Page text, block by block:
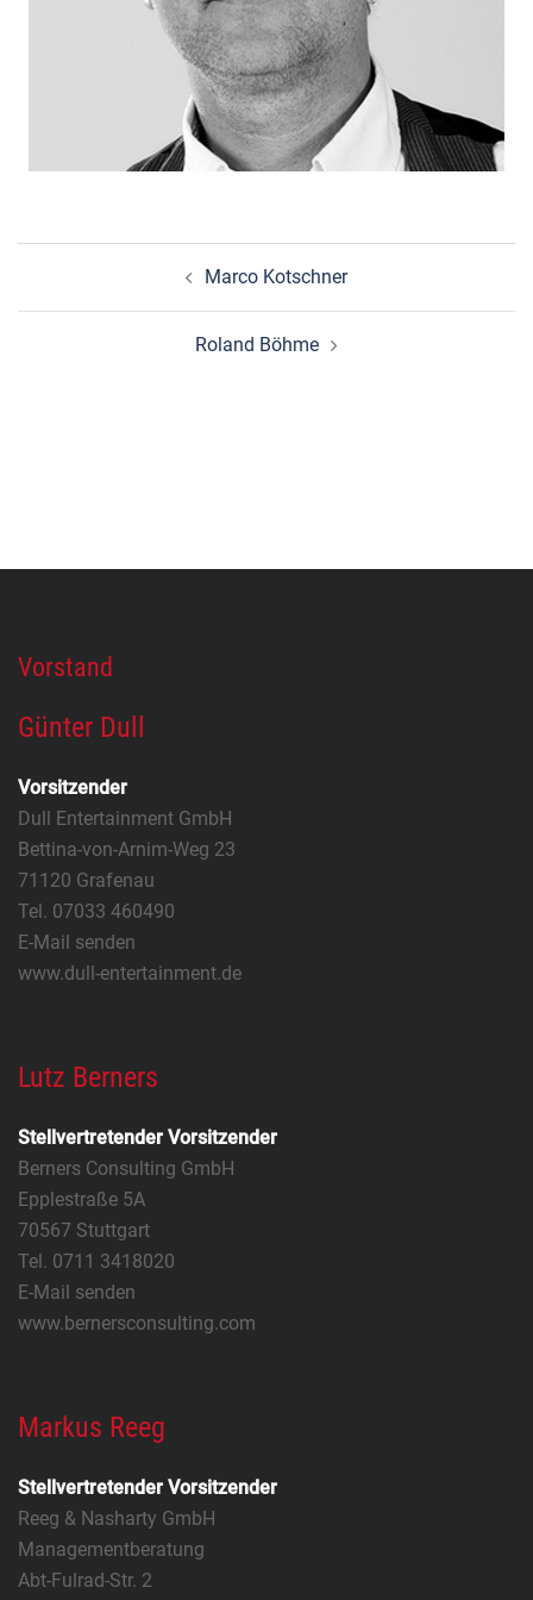
BeitragsnavigationMarco Kotschner
Roland Böhme
Vorstand
Günter Dull
Vorsitzender
Dull Entertainment GmbH
Bettina-von-Arnim-Weg 23
71120 Grafenau
Tel. 07033 460490
E-Mail senden
www.dull-entertainment.de
Lutz Berners
Stellvertretender Vorsitzender
Berners Consulting GmbH
Epplestraße 5A
70567 Stuttgart
Tel. 0711 3418020
E-Mail senden
www.bernersconsulting.com
Markus Reeg
Stellvertretender Vorsitzender
Reeg & Nasharty GmbH
Managementberatung
Abt-Fulrad-Str. 2